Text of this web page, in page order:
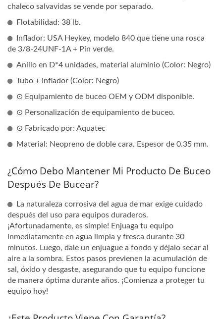
chaleco salvavidas se vende por separado.
Flotabilidad: 38 lb.
Inflador: USA Heykey, modelo 840 que tiene una rosca
de 3/8-24UNF-1A + Pin verde.
Anillo en D*4 unidades, material aluminio (Color: Negro)
Tubo + Inflador (Color: Negro)
⊙ Equipamiento de buceo OEM y ODM disponible.
⊙ Personalización de equipamiento de buceo.
⊙ Fabricado por: Aquatec
Material: Neopreno de doble cara. Espesor de 0.35 mm.
¿Cómo Debo Mantener Mi Producto De Buceo
Después De Bucear?
La naturaleza corrosiva del agua de mar exige cuidado
después del uso para equipos duraderos.
¡Afortunadamente, es simple! Enjuaga tu equipo
inmediatamente en agua limpia y fresca durante 30
minutos. Luego, dale un enjuague a fondo y déjalo secar al
aire a la sombra. Estos pasos previenen la acumulación de
sal, óxido y desgaste, asegurando que tu equipo funcione
de manera óptima durante años. ¡Comienza a proteger tu
equipo hoy!